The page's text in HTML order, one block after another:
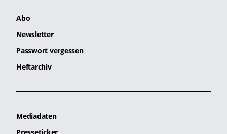
Abo
Newsletter
Passwort vergessen
Heftarchiv
Mediadaten